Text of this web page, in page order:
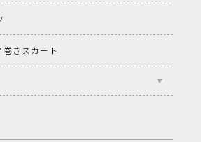
きスカート